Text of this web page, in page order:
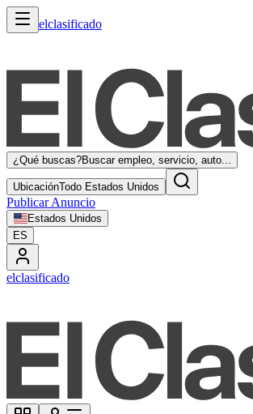
elclasificado
¿Qué buscas?Buscar empleo, servicio, auto...
UbicaciónTodo Estados Unidos
Publicar Anuncio
Estados Unidos
ES
elclasificado